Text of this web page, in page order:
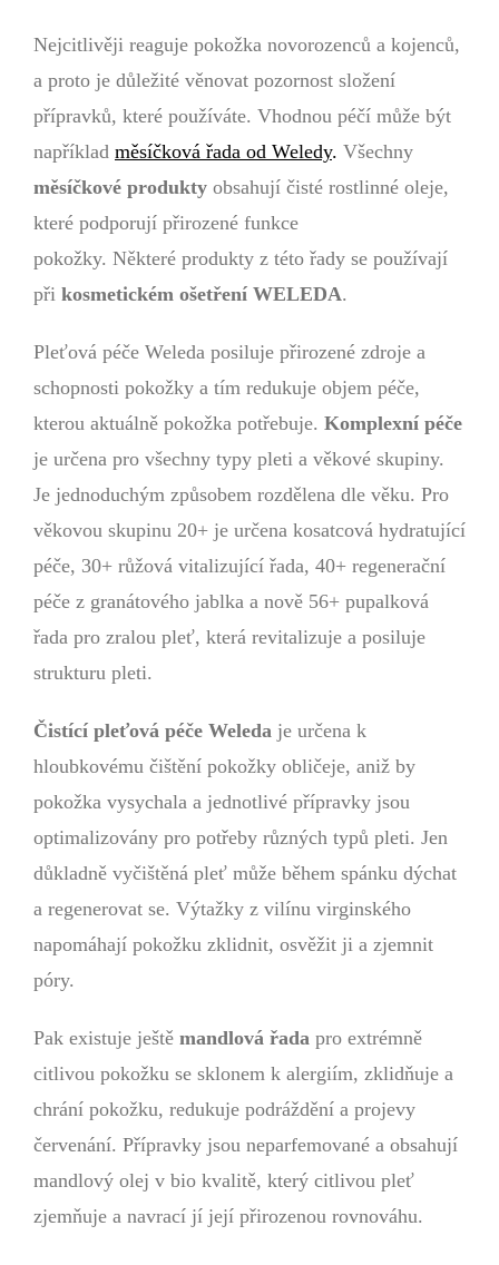
Nejcitlivěji reaguje pokožka novorozenců a kojenců,
a proto je důležité věnovat pozornost složení
přípravků, které používáte. Vhodnou péčí může být
například měsíčková řada od Weledy. Všechny
měsíčkové produkty obsahují čisté rostlinné oleje,
které podporují přirozené funkce
pokožky. Některé produkty z této řady se používají
při kosmetickém ošetření WELEDA.
Pleťová péče Weleda posiluje přirozené zdroje a
schopnosti pokožky a tím redukuje objem péče,
kterou aktuálně pokožka potřebuje. Komplexní péče
je určena pro všechny typy pleti a věkové skupiny.
Je jednoduchým způsobem rozdělena dle věku. Pro
věkovou skupinu 20+ je určena kosatcová hydratující
péče, 30+ růžová vitalizující řada, 40+ regenerační
péče z granátového jablka a nově 56+ pupalková
řada pro zralou pleť, která revitalizuje a posiluje
strukturu pleti.
Čistící pleťová péče Weleda je určena k
hloubkovému čištění pokožky obličeje, aniž by
pokožka vysychala a jednotlivé přípravky jsou
optimalizovány pro potřeby různých typů pleti. Jen
důkladně vyčištěná pleť může během spánku dýchat
a regenerovat se. Výtažky z vilínu virginského
napomáhají pokožku zklidnit, osvěžit ji a zjemnit
póry.
Pak existuje ještě mandlová řada pro extrémně
citlivou pokožku se sklonem k alergiím, zklidňuje a
chrání pokožku, redukuje podráždění a projevy
červenání. Přípravky jsou neparfemované a obsahují
mandlový olej v bio kvalitě, který citlivou pleť
zjemňuje a navrací jí její přirozenou rovnováhu.